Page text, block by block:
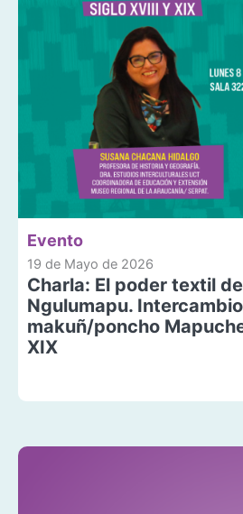
Evento
19 de Mayo de 2026
Charla: El poder textil
Ngulumapu.
makuñ/poncho
XIX